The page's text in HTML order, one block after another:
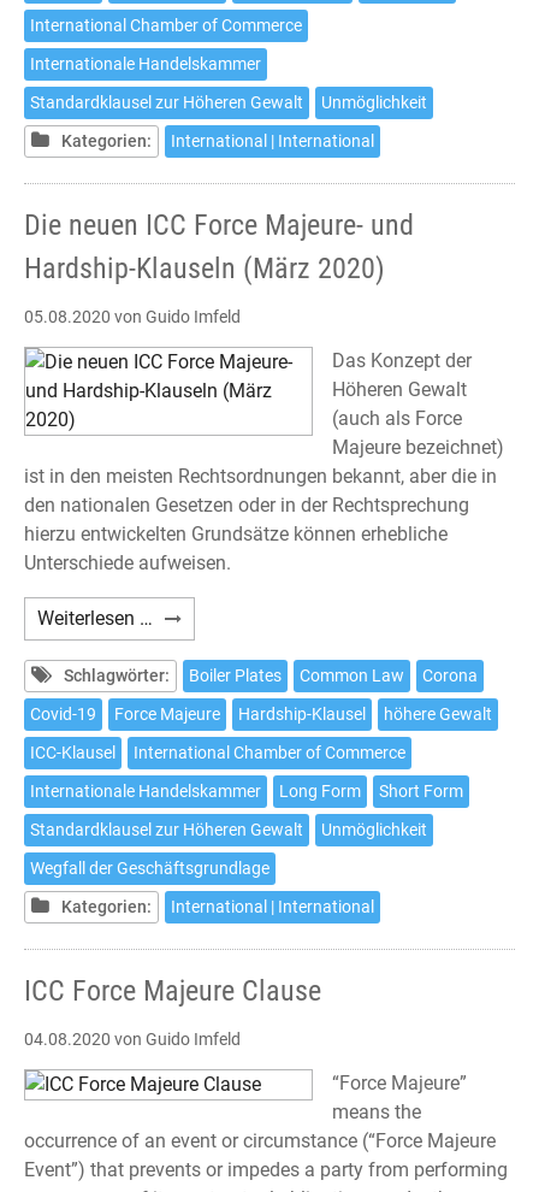
der
Covid-
19-
Pandemie:
ICC-
Standardklausel
(März
International Chamber of Commerce
Internationale Handelskammer
Standardklausel zur Höheren Gewalt
Unmöglichkeit
Kategorien:
International | International
Die neuen ICC Force Majeure- und
Hardship-Klauseln (März 2020)
05.08.2020 von Guido Imfeld
Das Konzept der
Höheren Gewalt
(auch als Force
Majeure bezeichnet)
ist in den meisten Rechtsordnungen bekannt, aber die in
den nationalen Gesetzen oder in der Rechtsprechung
hierzu entwickelten Grundsätze können erhebliche
Unterschiede aufweisen.
Weiterlesen … Die
neuen
ICC
Force
Majeure-
und
Hardship-
Klauseln
(März
2020)
Schlagwörter: Boiler Plates Common Law
Corona
Covid-19
Force Majeure Hardship-Klausel
höhere Gewalt
ICC-Klausel
International Chamber of Commerce
Internationale Handelskammer
Long Form
Short Form
Standardklausel zur Höheren Gewalt
Unmöglichkeit
Wegfall der Geschäftsgrundlage
Kategorien:
International | International
ICC Force Majeure Clause
04.08.2020 von Guido Imfeld
“Force Majeure”
means the
occurrence of an event or circumstance (“Force Majeure
Event”) that prevents or impedes a party from performing